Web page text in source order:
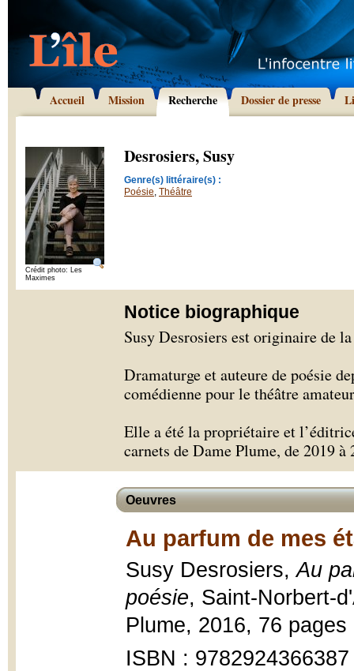
Accueil Mission Recherche Dossier de presse
Crédit photo: Les
Maximes
Desrosiers, Susy
Genre(s) littéraire(s) :
Poésie, Théâtre
Notice biographique
Susy Desrosiers est originaire de
Dramaturge et auteure de poésie
comédienne pour le théâtre
Elle a été la propriétaire et
carnets de Dame Plume, de 2019 à
Oeuvres
Au parfum de mes
Susy Desrosiers,Au
poésie, Saint-Norbert-
Plume, 2016, 76
ISBN : 9782924366387